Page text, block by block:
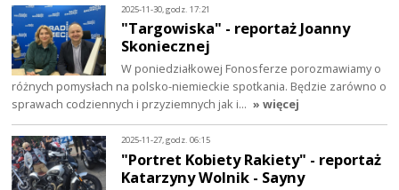
2025-11-30, godz. 17:21
"Targowiska" - reportaż Joanny
Skoniecznej
W poniedziałkowej Fonosferze porozmawiamy o
różnych pomysłach na polsko-niemieckie spotkania. Będzie zarówno o
sprawach codziennych i przyziemnych jak i… » więcej
2025-11-27, godz. 06:15
"Portret Kobiety Rakiety" - reportaż
Katarzyny Wolnik - Sayny